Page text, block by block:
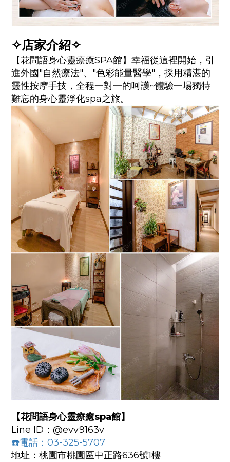
✧店家介紹✧
【花問語身心靈療癒SPA館】幸福從這裡開始，引
進外國"自然療法"、"色彩能量醫學"，採用精湛的
靈性按摩手技，全程一對一的呵護~體驗一場獨特
難忘的身心靈淨化spa之旅。
【花問語身心靈療癒spa館】
Line ID：@evv9163v
☎️電話：03-325-5707
地址：桃園市桃園區中正路636號1樓